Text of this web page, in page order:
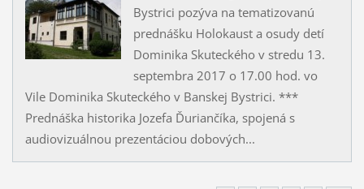
Bystrici pozýva na tematizovanú
prednášku Holokaust a osudy detí
Dominika Skuteckého v stredu 13.
septembra 2017 o 17.00 hod. vo
Vile Dominika Skuteckého v Banskej Bystrici. ***
Prednáška historika Jozefa Ďuriančíka, spojená s
audiovizuálnou prezentáciou dobových...